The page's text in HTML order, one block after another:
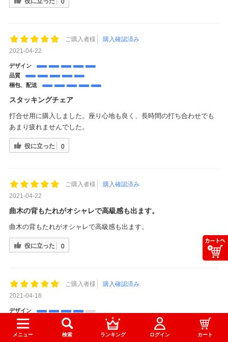
ご購入者様
購入確認済み
2021-04-22
デザイン
品質
梱包、配送
スタッキングチェア
打合せ用に購入しました。座り心地も良く、長時間の打ち合わせでも
あまり疲れませんでした。
役に立った 0
ご購入者様
購入確認済み
2021-04-22
曲木の背もたれがオシャレで高級感も出ます。
曲木の背もたれがオシャレで高級感も出ます。
役に立った 0
ご購入者様
購入確認済み
2021-04-16
デザイン
品質
梱包、配送
メニュー 検索 ランキング ログイン カート